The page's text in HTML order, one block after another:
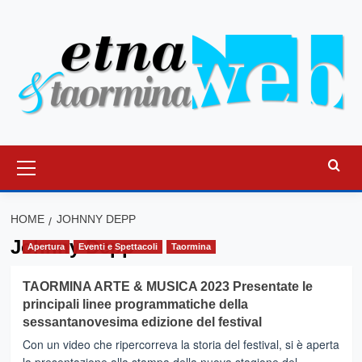
principale
HOME JOHNNY DEPP
Johnny Depp
Apertura Eventi e Spettacoli Taormina
TAORMINA ARTE & MUSICA 2023 Presentate le
principali linee programmatiche della
sessantanovesima edizione del festival
Con un video che ripercorreva la storia del festival, si è aperta